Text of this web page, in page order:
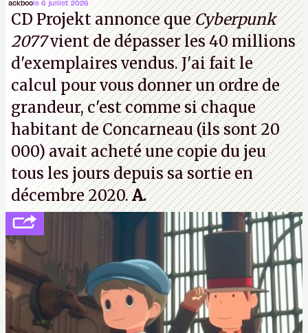
(Dishonored, Deathloop) pourraient faire partie des
prochaines victimes, puisque Microsoft a confirmé
vouloir se séparer du studio.A.
ackboole 6 juillet 2026
CD Projekt annonce queCyberpunk
2077vient de dépasser les 40 millions
d'exemplaires vendus. J'ai fait le
calcul pour vous donner un ordre de
grandeur, c'est comme si chaque
habitant de Concarneau (ils sont 20
000) avait acheté une copie du jeu
tous les jours depuis sa sortie en
décembre 2020.A.